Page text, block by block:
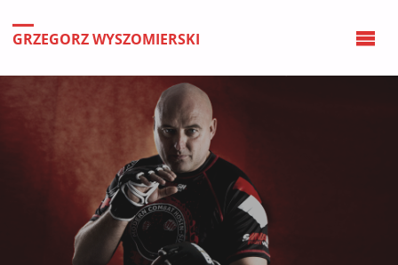
GRZEGORZ WYSZOMIERSKI